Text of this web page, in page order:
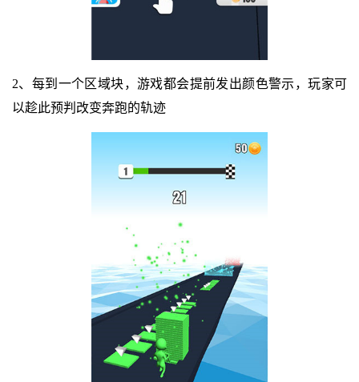
2、每到一个区域块，游戏都会提前发出颜色警示，玩家可
以趁此预判改变奔跑的轨迹